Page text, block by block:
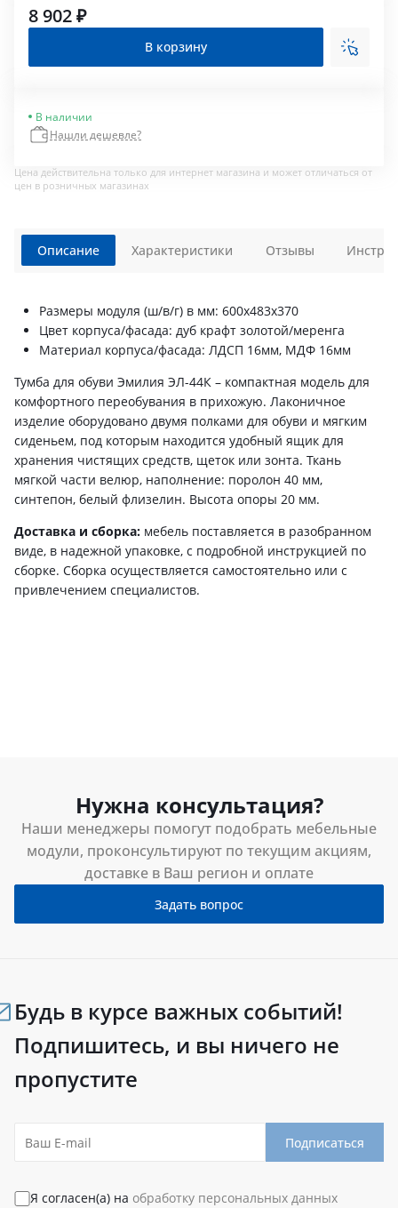
8 902 ₽
В корзину
В наличии
Нашли дешевле?
Цена действительна только для интернет магазина и может отличаться от
цен в розничных магазинах
Описание
Размеры модуля (ш/в/г) в мм: 600х483х370
Цвет корпуса/фасада: дуб крафт золотой/меренга
Материал корпуса/фасада: ЛДСП 16мм, МДФ 16мм
Тумба для обуви Эмилия ЭЛ-44К – компактная модель для
комфортного переобувания в прихожую. Лаконичное
изделие оборудовано двумя полками для обуви и мягким
сиденьем, под которым находится удобный ящик для
хранения чистящих средств, щеток или зонта. Ткань
мягкой части велюр, наполнение: поролон 40 мм,
синтепон, белый флизелин. Высота опоры 20 мм.
Доставка и сборка: мебель поставляется в разобранном
виде, в надежной упаковке, с подробной инструкцией по
сборке. Сборка осуществляется самостоятельно или с
привлечением специалистов.
Характеристики Отзывы
Нужна консультация?
Наши менеджеры помогут подобрать мебельные
модули, проконсультируют по текущим акциям,
доставке в Ваш регион и оплате
Задать вопрос
Будь в курсе важных событий!
Подпишитесь, и вы ничего не
пропустите
Подписаться
Я согласен(а) на обработку персональных данных